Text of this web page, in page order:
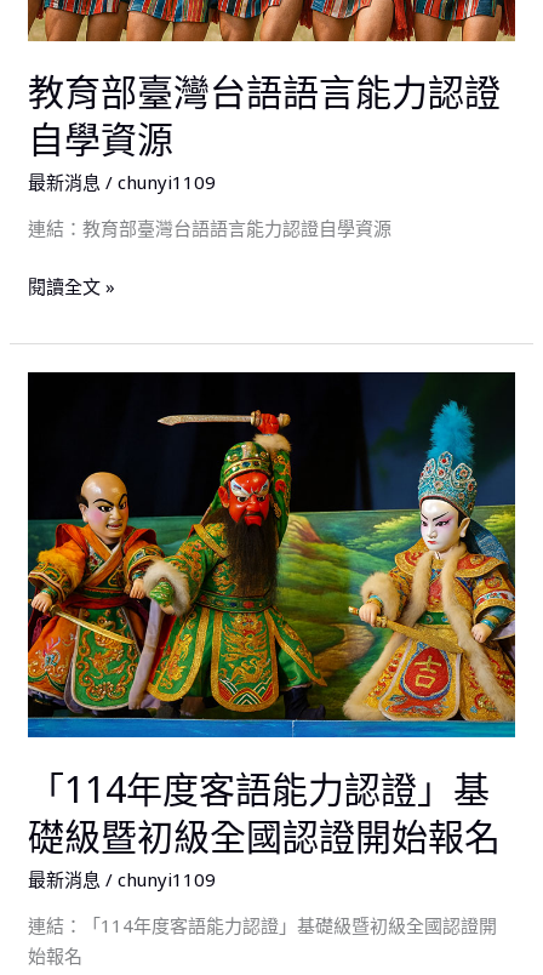
教育部臺灣台語語言能力認證
自學資源
最新消息 /chunyi1109
連結：教育部臺灣台語語言能力認證自學資源
認
自
學
資
源
閱讀全文 »
「114年度客語能力認證」基
礎級暨初級全國認證開始報名
最新消息 /chunyi1109
連結：「114年度客語能力認證」基礎級暨初級全國認證開
始報名
能
力
認
證」
基
礎
級
全
國
證
開